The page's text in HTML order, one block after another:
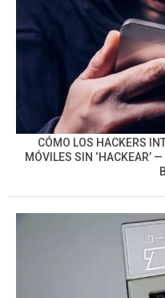
CÓMO LOS HACKERS
MÓVILES SIN ‘HACKEAR’